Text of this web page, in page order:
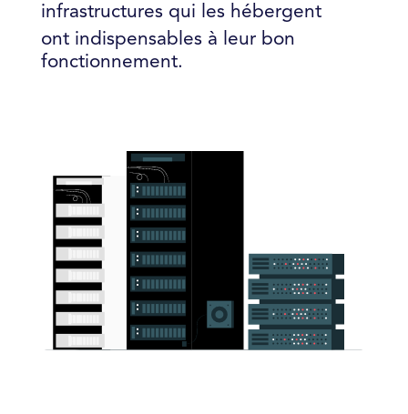
infrastructures qui les hébergent
ont indispensables à leur bon
fonctionnement.